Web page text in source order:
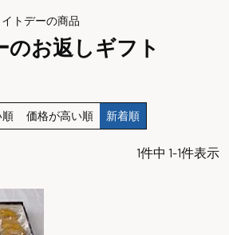
トデーの商品
のお返しギフト
順 価格が高い順 新着順
1件中 1-1件表示